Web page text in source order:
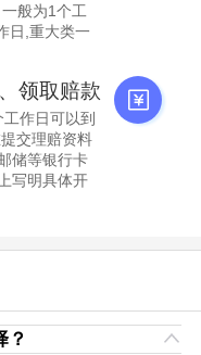
般为1个工
日,重大类一
领取赔款
作日可以到
交理赔资料
储等银行卡
写明具体开
？